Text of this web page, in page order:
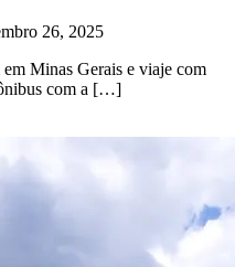
26, 2025
Minas Gerais e viaje com
com a […]